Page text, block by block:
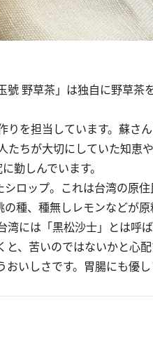
野草茶」は独自に野草茶
を担当しています。蘇さ
ちが大切にしていた知恵
勤しんでいます。
ロップ。これは台湾の原
種、種無しレモンなどが原
には「黒松沙士」とは呼
、苦いのではないかと心
いしさです。胃腸にも優